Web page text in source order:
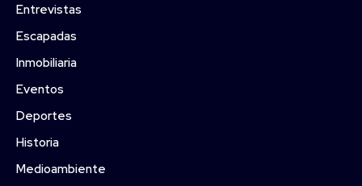
Entrevistas
Escapadas
Inmobiliaria
Eventos
Deportes
Historia
Medioambiente